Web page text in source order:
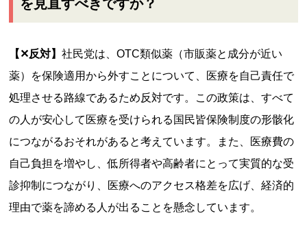
を見直すべきですか？
【✕反対】社民党は、OTC類似薬（市販薬と成分が近い
薬）を保険適用から外すことについて、医療を自己責任で
処理させる路線であるため反対です。この政策は、すべて
の人が安心して医療を受けられる国民皆保険制度の形骸化
につながるおそれがあると考えています。また、医療費の
自己負担を増やし、低所得者や高齢者にとって実質的な受
診抑制につながり、医療へのアクセス格差を広げ、経済的
理由で薬を諦める人が出ることを懸念しています。